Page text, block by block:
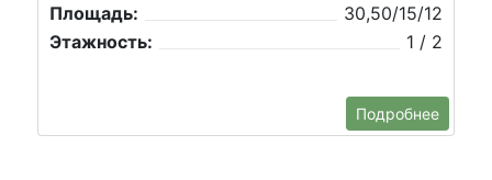
Площадь:
30,50/15/12
Этажность:
1 / 2
Подробнее